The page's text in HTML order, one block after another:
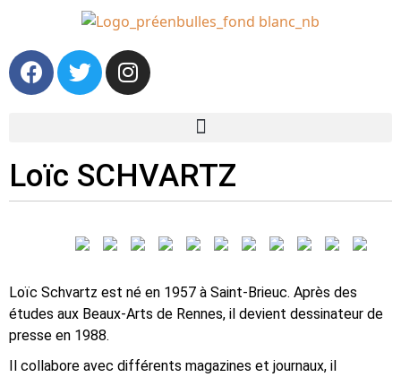
Loïc SCHVARTZ
Loïc Schvartz est né en 1957 à Saint-Brieuc. Après des
études aux Beaux-Arts de Rennes, il devient dessinateur de
presse en 1988.
Il collabore avec différents magazines et journaux, il